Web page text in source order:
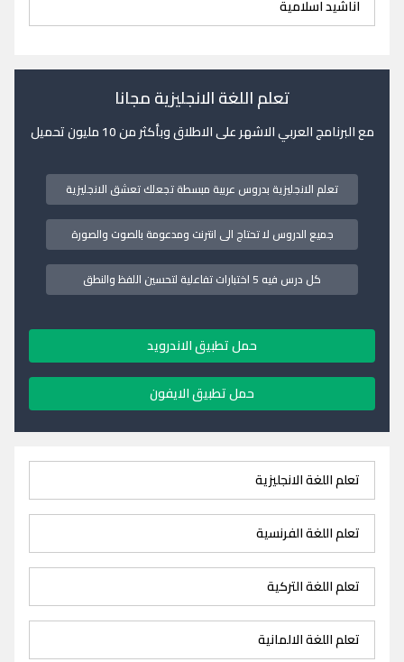
اناشيد اسلامية
تعلم اللغة الانجليزية مجانا
مع البرنامج العربي الاشهر على الاطلاق وبأكثر من 10 مليون تحميل
تعلم الانجليزية بدروس عربية مبسطة تجعلك تعشق الانجليزية
جميع الدروس لا تحتاج الى انترنت ومدعومة بالصوت والصورة
كل درس فيه 5 اختبارات تفاعلية لتحسين اللفظ والنطق
حمل تطبيق الاندرويد
حمل تطبيق الايفون
تعلم اللغة الانجليزية
تعلم اللغة الفرنسية
تعلم اللغة التركية
تعلم اللغة الالمانية